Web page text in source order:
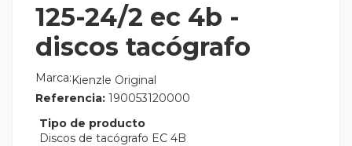
125-24/2 ec 4b -
discos tacógrafo
Marca:Kienzle Original
Referencia: 190053120000
Tipo de producto
Discos de tacógrafo EC 4B